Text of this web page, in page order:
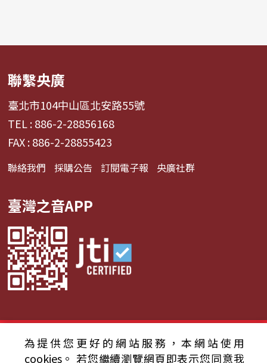
聯繫央廣
臺北市104中山區北安路55號
TEL : 886-2-28856168
FAX : 886-2-28855423
聯絡我們 採購公告 訂閱電子報 央廣社群
臺灣之音APP
© 2024財團法人中央廣播電臺 版權所有
為提供您更好的網站服務，本網站使用
cookies。 若您繼續瀏覽網頁即表示您同意我